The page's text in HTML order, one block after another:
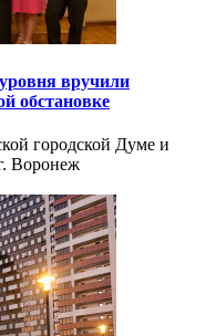
вручили
обстановке
городской Думе и
Воронеж